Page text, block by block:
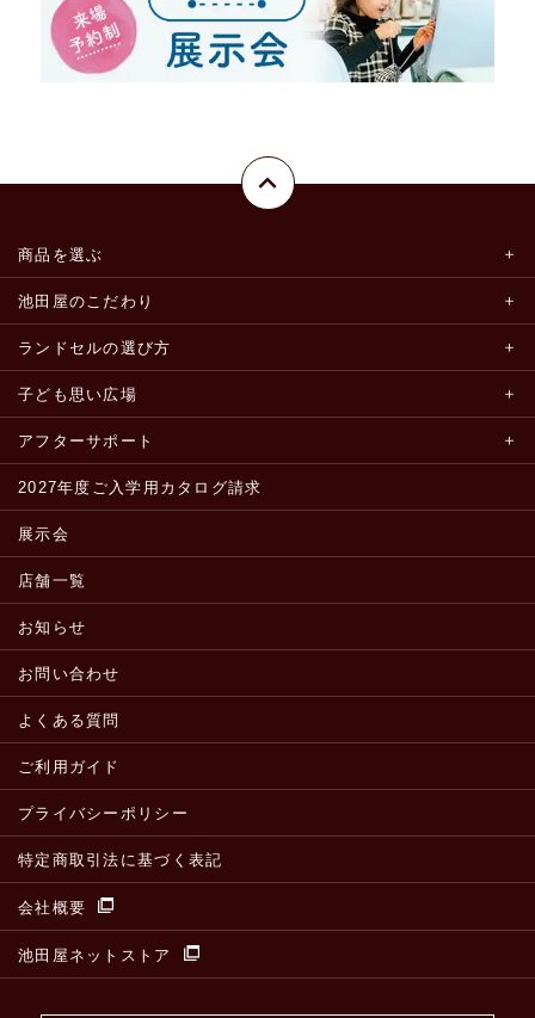
商品を選ぶ
池田屋のこだわり
ランドセルの選び方
子ども思い広場
アフターサポート
2027年度ご入学用カタログ請求
展示会
店舗一覧
お知らせ
お問い合わせ
よくある質問
ご利用ガイド
プライバシーポリシー
特定商取引法に基づく表記
会社概要
池田屋ネットストア